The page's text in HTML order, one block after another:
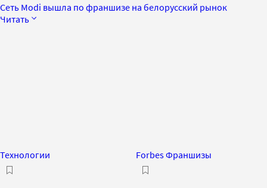
Сеть Modi вышла по франшизе на белорусский рынок
Читать
Технологии Forbes Франшизы